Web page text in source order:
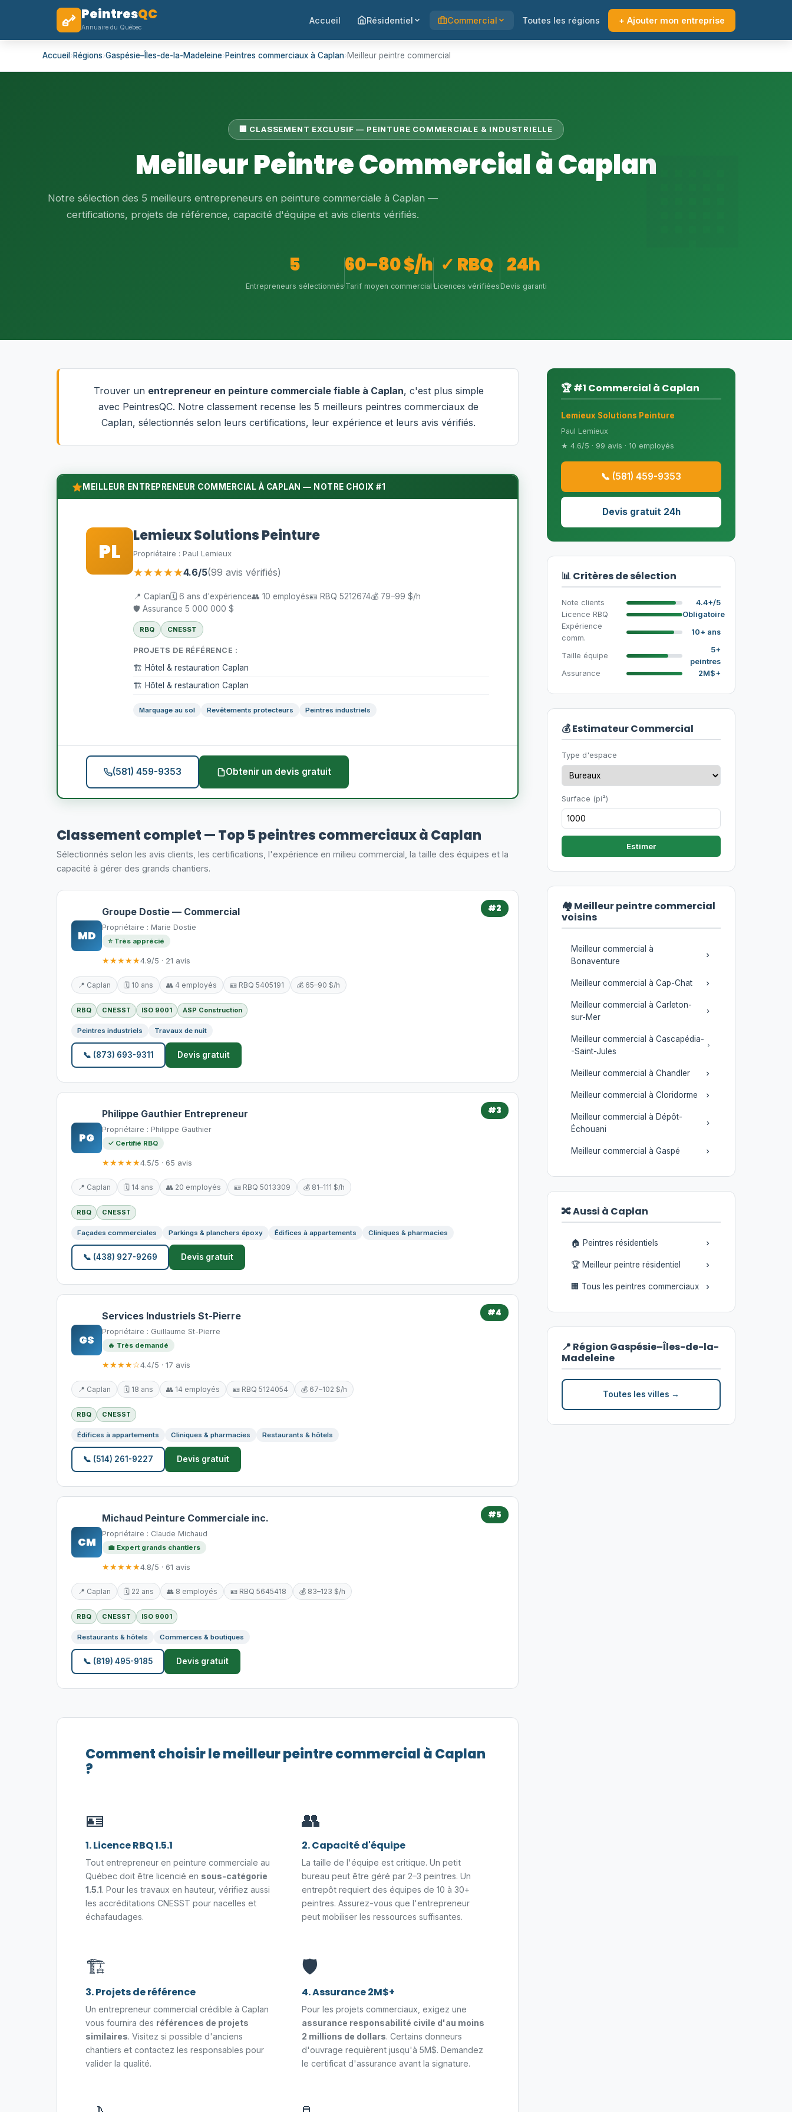
PeintresQC
Annuaire du Québec
Accueil Résidentiel Commercial Toutes les régions + Ajouter mon entreprise
Accueil ›Régions›Gaspésie–Îles-de-la-Madeleine›Peintres commerciaux à Caplan›Meilleur peintre commercial
🏢 CLASSEMENT EXCLUSIF — PEINTURE COMMERCIALE & INDUSTRIELLE
Meilleur Peintre Commercial à Caplan
Notre sélection des 5 meilleurs entrepreneurs en peinture commerciale à Caplan —
certifications, projets de référence, capacité d'équipe et avis clients vérifiés.
5
Entrepreneurs sélectionnés
60–80 $/h
Tarif moyen commercial
✓ RBQ
Licences vérifiées
24h
Devis garanti
Trouver un entrepreneur en peinture commerciale fiable à Caplan, c'est plus simple
avec PeintresQC. Notre classement recense les 5 meilleurs peintres commerciaux de
Caplan, sélectionnés selon leurs certifications, leur expérience et leurs avis vérifiés.
MEILLEUR ENTREPRENEUR COMMERCIAL À CAPLAN — NOTRE CHOIX #1
PL
Lemieux Solutions Peinture
Propriétaire : Paul Lemieux
★★★★★4.6/5(99 avis vérifiés)
📍 Caplan🗓️ 6 ans d'expérience👥 10 employés🪪 RBQ 5212674💰 79–99 $/h
🛡️ Assurance 5 000 000 $
RBQ CNESST
PROJETS DE RÉFÉRENCE :
🏗️ Hôtel & restauration Caplan
🏗️ Hôtel & restauration Caplan
Marquage au sol Revêtements protecteurs Peintres industriels
(581) 459-9353 Obtenir un devis gratuit
Classement complet — Top 5 peintres commerciaux à Caplan
Sélectionnés selon les avis clients, les certifications, l'expérience en milieu commercial, la taille des équipes et la
capacité à gérer des grands chantiers.
#2
MD
Groupe Dostie — Commercial
Propriétaire : Marie Dostie
⭐ Très apprécié
★★★★★4.9/5 · 21 avis
📍 Caplan 🗓️ 10 ans 👥 4 employés 🪪 RBQ 5405191 💰 65–90 $/h
RBQ CNESST ISO 9001 ASP Construction
Peintres industriels Travaux de nuit
📞 (873) 693-9311 Devis gratuit
#3
PG
Philippe Gauthier Entrepreneur
Propriétaire : Philippe Gauthier
✓ Certifié RBQ
★★★★★4.5/5 · 65 avis
📍 Caplan 🗓️ 14 ans 👥 20 employés 🪪 RBQ 5013309 💰 81–111 $/h
RBQ CNESST
Façades commerciales Parkings & planchers époxy Édifices à appartements Cliniques & pharmacies
📞 (438) 927-9269 Devis gratuit
#4
GS
Services Industriels St-Pierre
Propriétaire : Guillaume St-Pierre
🔥 Très demandé
★★★★☆4.4/5 · 17 avis
📍 Caplan 🗓️ 18 ans 👥 14 employés 🪪 RBQ 5124054 💰 67–102 $/h
RBQ CNESST
Édifices à appartements Cliniques & pharmacies Restaurants & hôtels
📞 (514) 261-9227 Devis gratuit
#5
CM
Michaud Peinture Commerciale inc.
Propriétaire : Claude Michaud
💼 Expert grands chantiers
★★★★★4.8/5 · 61 avis
📍 Caplan 🗓️ 22 ans 👥 8 employés 🪪 RBQ 5645418 💰 83–123 $/h
RBQ CNESST ISO 9001
Restaurants & hôtels Commerces & boutiques
📞 (819) 495-9185 Devis gratuit
Comment choisir le meilleur peintre commercial à Caplan
?
🪪
1. Licence RBQ 1.5.1
Tout entrepreneur en peinture commerciale au
Québec doit être licencié en sous-catégorie
1.5.1. Pour les travaux en hauteur, vérifiez aussi
les accréditations CNESST pour nacelles et
échafaudages.
👥
2. Capacité d'équipe
La taille de l'équipe est critique. Un petit
bureau peut être géré par 2–3 peintres. Un
entrepôt requiert des équipes de 10 à 30+
peintres. Assurez-vous que l'entrepreneur
peut mobiliser les ressources suffisantes.
🏗️
3. Projets de référence
Un entrepreneur commercial crédible à Caplan
vous fournira des références de projets
similaires. Visitez si possible d'anciens
chantiers et contactez les responsables pour
valider la qualité.
🛡️
4. Assurance 2M$+
Pour les projets commerciaux, exigez une
assurance responsabilité civile d'au moins
2 millions de dollars. Certains donneurs
d'ouvrage requièrent jusqu'à 5M$. Demandez
le certificat d'assurance avant la signature.
🏆 #1 Commercial à Caplan
Lemieux Solutions Peinture
Paul Lemieux
★ 4.6/5 · 99 avis · 10 employés
📞 (581) 459-9353
Devis gratuit 24h
📊 Critères de sélection
Note clients
4.4+/5
Licence RBQ
Obligatoire
Expérience
comm.
10+ ans
Taille équipe
5+
peintres
Assurance
2M$+
💰 Estimateur Commercial
Type d'espace
Surface (pi²)
Estimer
🏘️ Meilleur peintre commercial
voisins
Meilleur commercial à
Bonaventure
Meilleur commercial à Cap-Chat
Meilleur commercial à Carleton-
sur-Mer
Meilleur commercial à Cascapédia-
-Saint-Jules
Meilleur commercial à Chandler
Meilleur commercial à Cloridorme
Meilleur commercial à Dépôt-
Échouani
Meilleur commercial à Gaspé
🔀 Aussi à Caplan
🏠 Peintres résidentiels
🏆 Meilleur peintre résidentiel
🏢 Tous les peintres commerciaux
📍 Région Gaspésie–Îles-de-la-
Madeleine
Toutes les villes →